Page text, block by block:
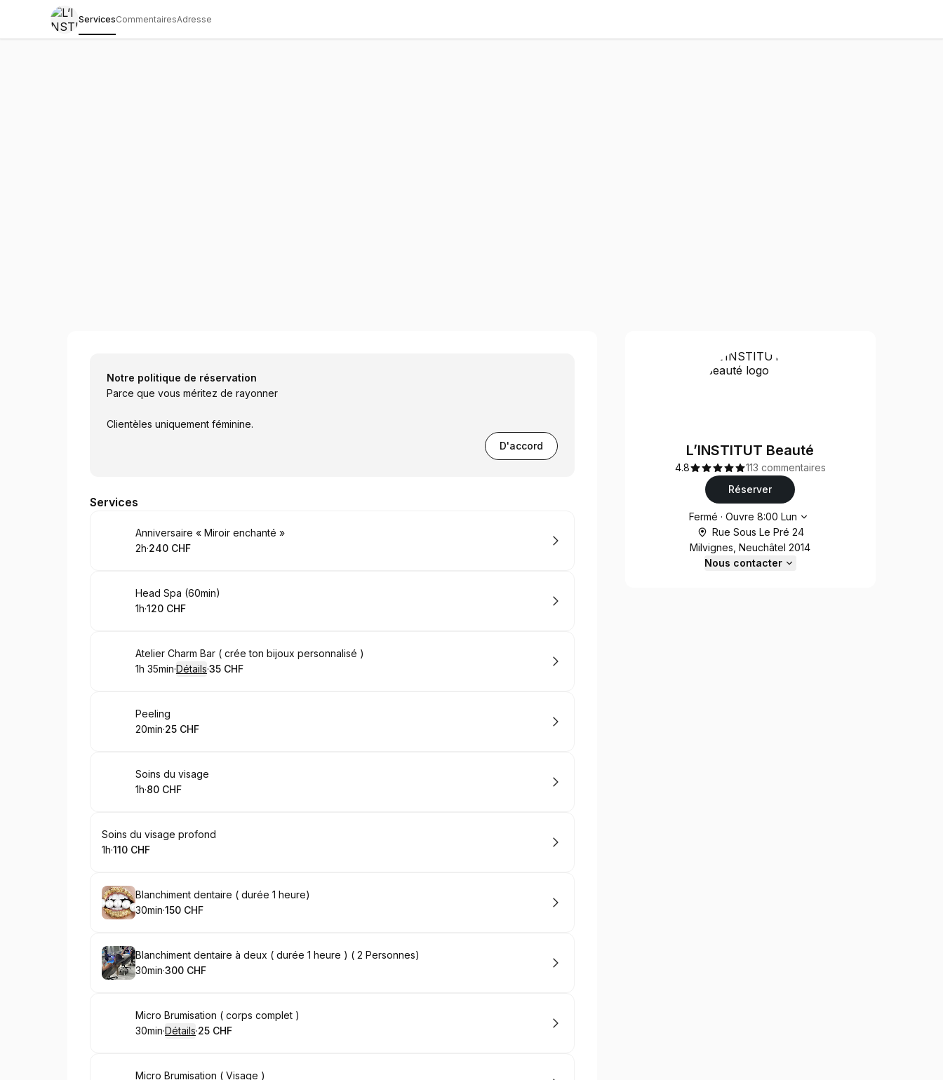
ServicesCommentairesAdresse
Notre politique de réservation
Parce que vous méritez de rayonner
Clientèles uniquement féminine.
D'accord
Services
Réserver
Anniversaire « Miroir enchanté »
.Durée de l'appel
2h·
.Prix:
240 CHF
Réserver
Head Spa (60min)
.Durée de l'appel
1h·
.Prix:
120 CHF
Réserver
Atelier Charm Bar ( crée ton bijoux personnalisé )
.Durée de l'appel:
1h 35min·Détails·
.Prix :
35 CHF
Réserver
Peeling
.Durée de l'appel
20min·
.Prix :
25 CHF
Réserver
Soins du visage
.Durée de l'appel
1h·
.Prix :
80 CHF
Réserver
Soins du visage profond
.Durée de l'appel
1h·
. Prix
110 CHF
Réserver
Blanchiment dentaire ( durée 1 heure)
.Durée de l'appel
30min·
.Prix:
150 CHF
Réserver
Blanchiment dentaire à deux ( durée 1 heure ) ( 2 Personnes)
.Durée de l'appel
30min·
.Prix:
300 CHF
Réserver
Micro Brumisation ( corps complet )
.Durée de l'appel
30min·Détails·
.Prix :
25 CHF
Réserver
Micro Brumisation ( Visage )
L’INSTITUT Beauté
4.8
113 commentaires
Réserver
Heures d'ouverture
Fermé ·Ouvre 8:00 Lun
Rue Sous Le Pré 24
Milvignes, Neuchâtel 2014
Nous contacter